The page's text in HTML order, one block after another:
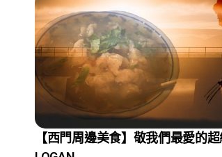
【西門周邊美食】敬我們最愛的